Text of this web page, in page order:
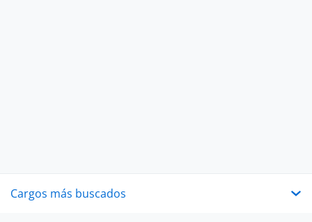
Cargos más buscados